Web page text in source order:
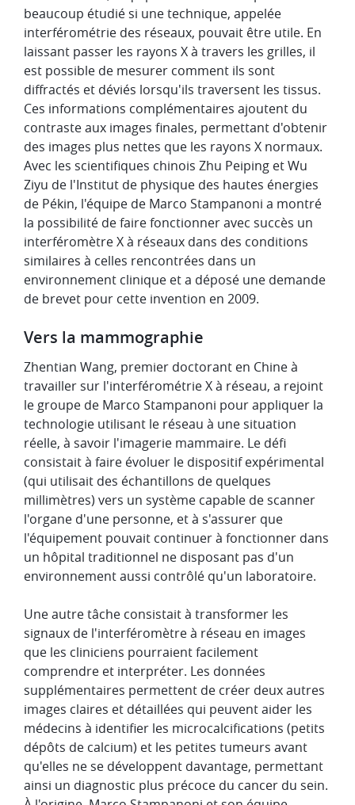
beaucoup étudié si une technique, appelée
interférométrie des réseaux, pouvait être utile. En
laissant passer les rayons X à travers les grilles, il
est possible de mesurer comment ils sont
diffractés et déviés lorsqu'ils traversent les tissus.
Ces informations complémentaires ajoutent du
contraste aux images finales, permettant d'obtenir
des images plus nettes que les rayons X normaux.
Avec les scientifiques chinois Zhu Peiping et Wu
Ziyu de l'Institut de physique des hautes énergies
de Pékin, l'équipe de Marco Stampanoni a montré
la possibilité de faire fonctionner avec succès un
interféromètre X à réseaux dans des conditions
similaires à celles rencontrées dans un
environnement clinique et a déposé une demande
de brevet pour cette invention en 2009.
Vers la mammographie
Zhentian Wang, premier doctorant en Chine à
travailler sur l'interférométrie X à réseau, a rejoint
le groupe de Marco Stampanoni pour appliquer la
technologie utilisant le réseau à une situation
réelle, à savoir l'imagerie mammaire. Le défi
consistait à faire évoluer le dispositif expérimental
(qui utilisait des échantillons de quelques
millimètres) vers un système capable de scanner
l'organe d'une personne, et à s'assurer que
l'équipement pouvait continuer à fonctionner dans
un hôpital traditionnel ne disposant pas d'un
environnement aussi contrôlé qu'un laboratoire.
Une autre tâche consistait à transformer les
signaux de l'interféromètre à réseau en images
que les cliniciens pourraient facilement
comprendre et interpréter. Les données
supplémentaires permettent de créer deux autres
images claires et détaillées qui peuvent aider les
médecins à identifier les microcalcifications (petits
dépôts de calcium) et les petites tumeurs avant
qu'elles ne se développent davantage, permettant
ainsi un diagnostic plus précoce du cancer du sein.